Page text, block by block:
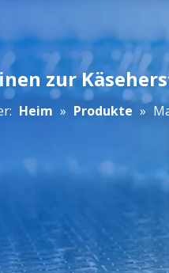
zur
Heim » Produkte »